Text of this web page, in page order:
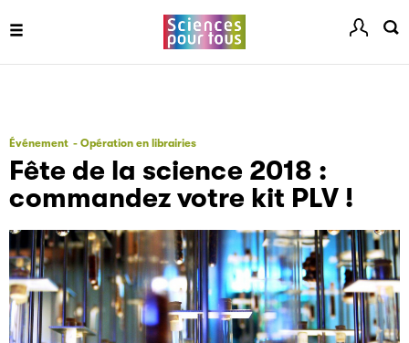
Événement Opération en librairies
Fête de la science 2018 :
commandez votre kit PLV !